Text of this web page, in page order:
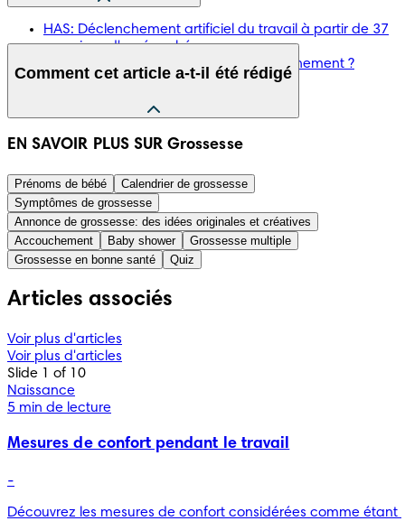
HAS: Déclenchement artificiel du travail à partir de 37
semaines d'aménorrhée
Ameli: Comment se déroule un accouchement ?
Comment cet article a-t-il été rédigé
Les informations présentées dans cet article ont été
ou gouvernementale, comme par exemple la Haute autorité
de la santé ou le Conseil national des gynécologues et
obstétriciens français. Une liste des sources utilisées est
présentée ci-dessous. Le contenu de cet article n’a pas
vocation à se substituer à l’avis d’un professionnel médical.
Référez-vous toujours à de tels professionnels en ce qui
EN SAVOIR PLUS SUR Grossesse
Prénoms de bébé
Calendrier de grossesse
Symptômes de grossesse
Annonce de grossesse: des idées originales et créatives
Accouchement
Baby shower
Grossesse multiple
Grossesse en bonne santé
Quiz
Articles associés
Voir plus d'articles
Voir plus d'articles
Slide 1 of 10
Naissance
5 min de lecture
Mesures de confort pendant le travail
-
Découvrez les mesures de confort considérées comme étant